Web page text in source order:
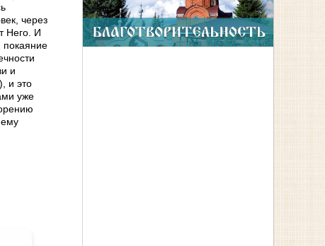
через
Него. И
покаяние
и
и это
уже
ему